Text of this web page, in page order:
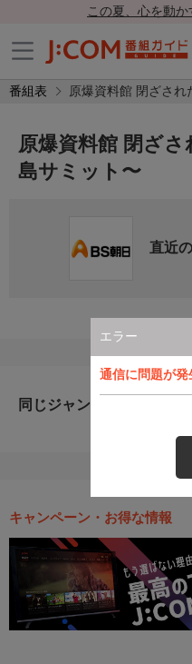
この夏、心を動
番組表 原爆資料館 閉ざされ
エラー
通信に問題が
原爆資料館 閉ざさ
島サミット〜
直近
同じジャンルのおすすめ番
キャンペーン・お得な情報